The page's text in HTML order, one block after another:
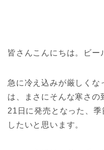
皆さんこんにちは。ビー
急に冷え込みが厳しくな
は、まさにそんな寒さの
21日に発売となった、
したいと思います。